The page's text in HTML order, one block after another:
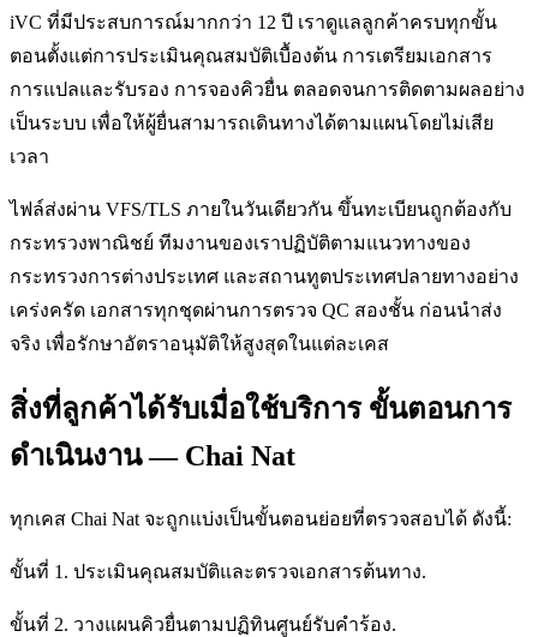
iVC ที่มีประสบการณ์มากกว่า 12 ปี เราดูแลลูกค้าครบทุกขั้น
ตอนตั้งแต่การประเมินคุณสมบัติเบื้องต้น การเตรียมเอกสาร
การแปลและรับรอง การจองคิวยื่น ตลอดจนการติดตามผลอย่าง
เป็นระบบ เพื่อให้ผู้ยื่นสามารถเดินทางได้ตามแผนโดยไม่เสีย
เวลา
ไฟล์ส่งผ่าน VFS/TLS ภายในวันเดียวกัน ขึ้นทะเบียนถูกต้องกับ
กระทรวงพาณิชย์ ทีมงานของเราปฏิบัติตามแนวทางของ
กระทรวงการต่างประเทศ และสถานทูตประเทศปลายทางอย่าง
เคร่งครัด เอกสารทุกชุดผ่านการตรวจ QC สองชั้น ก่อนนำส่ง
จริง เพื่อรักษาอัตราอนุมัติให้สูงสุดในแต่ละเคส
สิ่งที่ลูกค้าได้รับเมื่อใช้บริการ ขั้นตอนการ
ดำเนินงาน — Chai Nat
ทุกเคส Chai Nat จะถูกแบ่งเป็นขั้นตอนย่อยที่ตรวจสอบได้ ดังนี้:
ขั้นที่ 1. ประเมินคุณสมบัติและตรวจเอกสารต้นทาง.
ขั้นที่ 2. วางแผนคิวยื่นตามปฏิทินศูนย์รับคำร้อง.